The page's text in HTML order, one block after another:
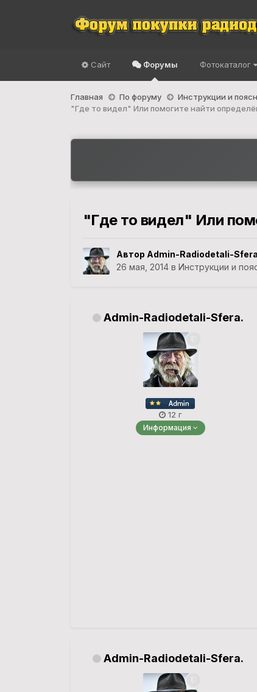
Сайт Форумы Фотокаталог
Главная По форуму
Инструкции и
"Где то видел" Или помогите найти
"Где то видел" Или
Автор Admin-Radiodetali-
26 мая, 2014в Инструкции и
Admin-Radiodetali-Sfera.
12 г
Информация
Admin-Radiodetali-Sfera.